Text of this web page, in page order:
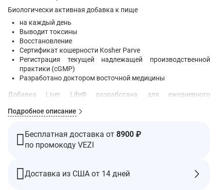
Биологически активная добавка к пище
на каждый день
Выводит токсины
Восстановление
Сертификат кошерности Kosher Parve
Регистрация текущей надлежащей производственной
практики (cGMP)
Разработано доктором восточной медицины
Добавка Liver Life® разработана для ежедневного
Рекомендации по применению
Хорошо встряхните перед использованием. Погрузите пипетку
в жидкость и сожмите 3 раза, чтобы набрать 1 мл жидкости в
Взрослым: начните с добавления 10 капель в воду или сок.
Подробное описание
Бесплатная доставка от 8900 ₽
по промокоду VEZI
Доставка из США от 14 дней